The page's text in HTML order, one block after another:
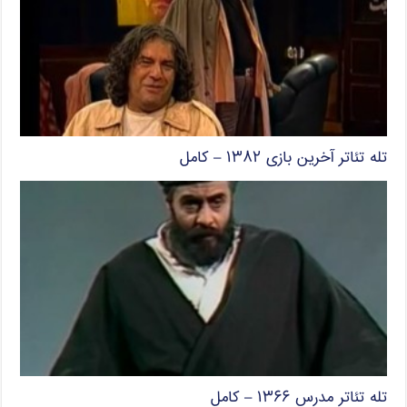
تله تئاتر آخرین بازی ۱۳۸۲ – کامل
تله تئاتر مدرس ۱۳۶۶ – کامل